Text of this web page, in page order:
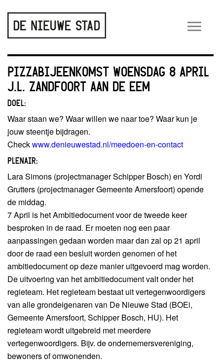
PIZZABIJEENKOMST WOENSDAG 8 APRIL
J.L. ZANDFOORT AAN DE EEM
DOEL:
Waar staan we? Waar willen we naar toe? Waar kun je
jouw steentje bijdragen.
Checkwww.denieuwestad.nl/meedoen-en-contact
PLENAIR:
Lara Simons (projectmanager Schipper Bosch) en Yordi
Grutters (projectmanager Gemeente Amersfoort) opende
de middag.
7 April is het Ambitiedocument voor de tweede keer
besproken in de raad. Er moeten nog een paar
aanpassingen gedaan worden maar dan zal op 21 april
door de raad een besluit worden genomen of het
ambitiedocument op deze manier uitgevoerd mag worden.
De uitvoering van het ambitiedocument valt onder het
regieteam. Het regieteam bestaat uit vertegenwoordigers
van alle grondeigenaren van De Nieuwe Stad (BOEi,
Gemeente Amersfoort, Schipper Bosch, HU). Het
regieteam wordt uitgebreid met meerdere
vertegenwoordigers. Bijv. de ondernemersvereniging,
bewoners of omwonenden.